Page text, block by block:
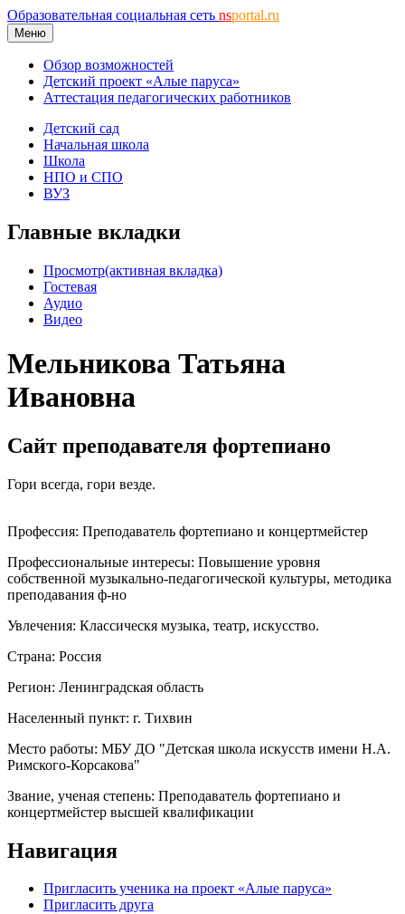
Образовательная социальная сеть nsportal.ru
Меню
Обзор возможностей
Детский проект «Алые паруса»
Аттестация педагогических работников
Детский сад
Начальная школа
Школа
НПО и СПО
ВУЗ
Главные вкладки
Просмотр(активная вкладка)
Гостевая
Аудио
Видео
Мельникова Татьяна
Ивановна
Сайт преподавателя фортепиано
Гори всегда, гори везде.
Профессия: Преподаватель фортепиано и концертмейстер
Профессиональные интересы: Повышение уровня
собственной музыкально-педагогической культуры, методика
преподавания ф-но
Увлечения: Классическя музыка, театр, искусство.
Страна: Россия
Регион: Ленинградская область
Населенный пункт: г. Тихвин
Место работы: МБУ ДО "Детская школа искусств имени Н.А.
Римского-Корсакова"
Звание, ученая степень: Преподаватель фортепиано и
концертмейстер высшей квалификации
Навигация
Пригласить ученика на проект «Алые паруса»
Пригласить друга